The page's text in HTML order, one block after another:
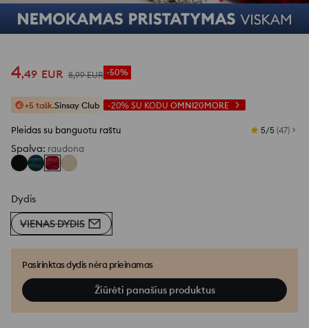
4,49 EUR 8,99 EUR -50%
+5 tašk.Sinsay Club -20% SU KODU OMNI20MORE
Pleidas su banguotu raštu 5/5 (47)
Spalva: raudona
Dydis
VIENAS DYDIS
Pasirinktas dydis nėra prieinamas
Žiūrėti panašius produktus